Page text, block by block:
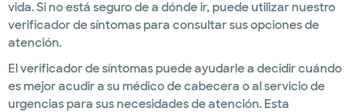
vida. Si no está seguro de a dónde ir, puede utilizar nuestro
verificador de síntomas para consultar sus opciones de
atención.
El verificador de síntomas puede ayudarle a decidir cuándo
es mejor acudir a su médico de cabecera o al servicio de
urgencias para sus necesidades de atención. Esta